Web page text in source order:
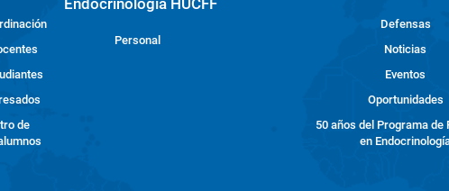
de
Endocrinología HUCFF
Personal
Defensas
Noticias
Eventos
Oportunidades
50 años del Programa de
en